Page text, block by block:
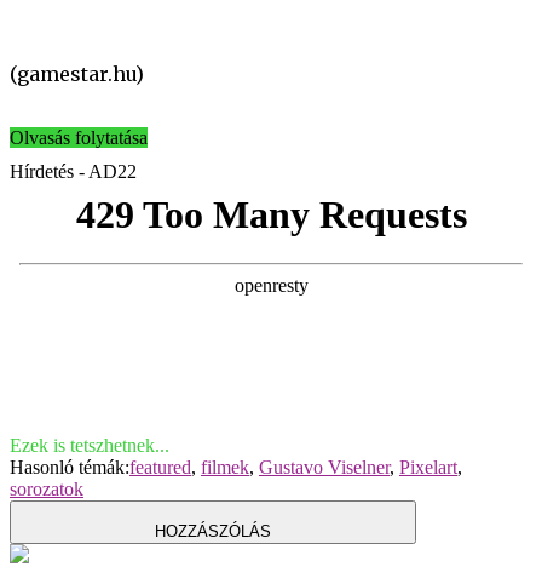
(gamestar.hu)
Olvasás folytatása
Hírdetés - AD22
Ezek is tetszhetnek...
Hasonló témák:featured, filmek, Gustavo Viselner, Pixelart,
sorozatok
HOZZÁSZÓLÁS